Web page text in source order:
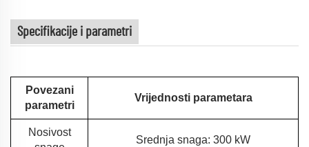
Specifikacije i parametri
Povezani
parametri
Vrijednosti parametara
Nosivost
Srednja snaga: 300 kW